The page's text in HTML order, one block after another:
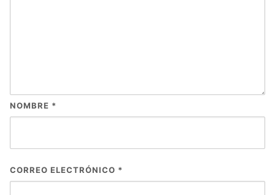
NOMBRE *
CORREO ELECTRÓNICO *